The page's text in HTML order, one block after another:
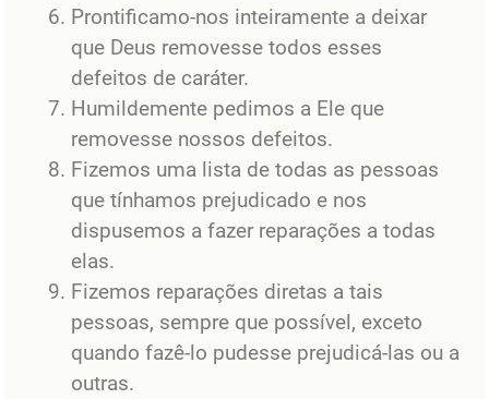
Prontificamo-nos inteiramente a deixar
que Deus removesse todos esses
defeitos de caráter.
Humildemente pedimos a Ele que
removesse nossos defeitos.
Fizemos uma lista de todas as pessoas
que tínhamos prejudicado e nos
dispusemos a fazer reparações a todas
elas.
Fizemos reparações diretas a tais
pessoas, sempre que possível, exceto
quando fazê-lo pudesse prejudicá-las ou a
outras.